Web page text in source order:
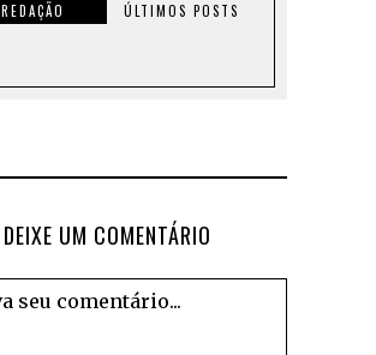
REDAÇÃO ÚLTIMOS POSTS
DEIXE UM COMENTÁRIO